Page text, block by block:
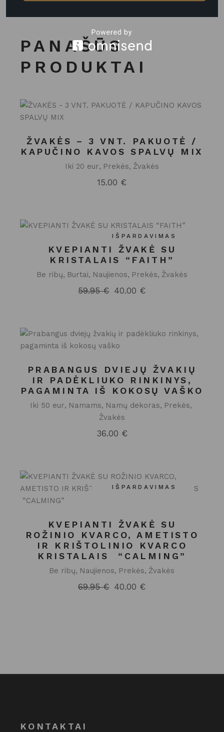
PANAŠŪS
PRODUKTAI
ŽVAKĖS – 3 VNT. PAKUOTĖ /
KAPUČINO KAVOS SPALVŲ MIX
Iki 20 eur Prekės Žvakės
15.00 €
IŠPARDAVIMAS
KVEPIANTI ŽVAKĖ SU
KRISTALAIS “FAITH”
Be ribų Burtai Naujienos Prekės Žvakės
59.95€ Original
40.00 €
Current
PRABANGUS DVIEJŲ ŽVAKIŲ
IR PADĖKLIUKO RINKINYS,
PAGAMINTA IŠ KOKOSŲ VAŠKO
Iki 50 eur Namams Namų dekoras
Prekės
Žvakės
36.00 €
IŠPARDAVIMAS
KVEPIANTI ŽVAKĖ SU
ROŽINIO KVARCO, AMETISTO
IR KRIŠTOLINIO KVARCO
KRISTALAIS “CALMING”
Be ribų Naujienos Prekės Žvakės
69.95€ Original
40.00 €
Current
KONTAKTAI